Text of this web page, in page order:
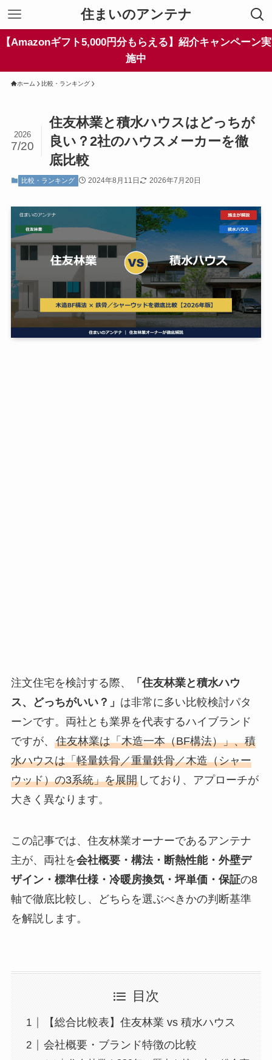
住まいのアンテナ
【Amazonギフト5,000円分もらえる】紹介キャンペーン実
施中
ホーム 比較・ランキング
住友林業と積水ハウスはどっちが
良い？2社のハウスメーカーを徹
底比較
2026
7/20
比較・ランキング 2024年8月11日 2026年7月20日
注文住宅を検討する際、
「住友林業と積水ハウ
ス、どっちがいい？」 は非常に多い比較検討パタ
ーンです。両社とも業界を代表するハイブランド
ですが、 住友林業は「木造一本（BF構法）」、積
水ハウスは「軽量鉄骨／重量鉄骨／木造（シャー
ウッド）の3系統」を展開しており、アプローチが
大きく異なります。
この記事では、住友林業オーナーであるアンテナ
主が、両社を会社概要・構法・断熱性能・外壁デ
ザイン・標準仕様・冷暖房換気・坪単価・保証の8
軸で徹底比較し、どちらを選ぶべきかの判断基準
を解説します。
目次
【総合比較表】住友林業 vs 積水ハウス
会社概要・ブランド特徴の比較